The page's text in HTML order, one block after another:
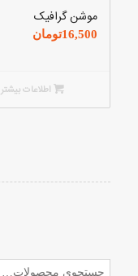
موشن گرافیک
16,500تومان
اطلاعات بیشتر